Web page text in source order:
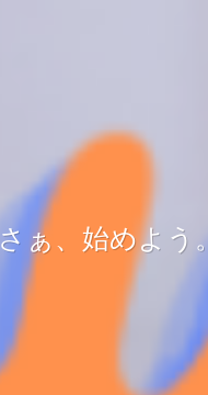
さぁ、始めよう。